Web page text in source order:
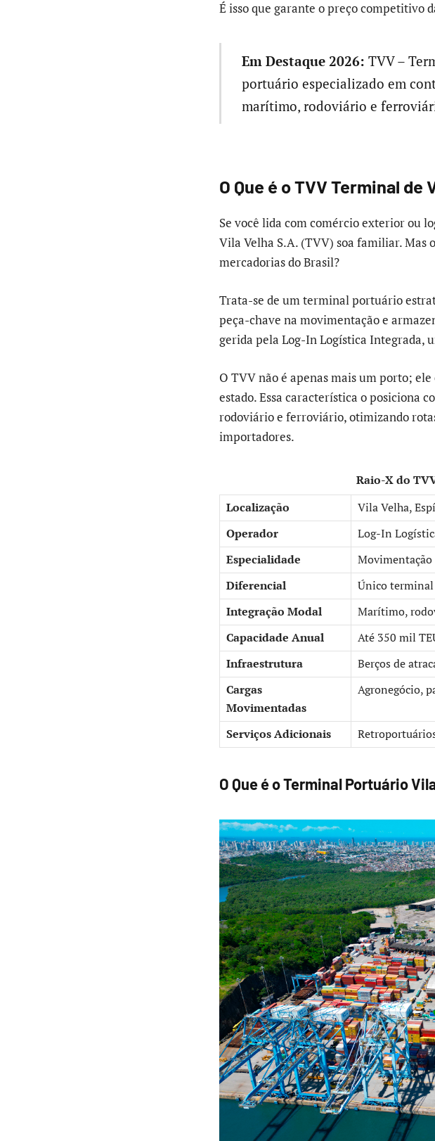
É isso que garante o preço competitivo
Em Destaque 2026: TVV –
portuário especializado em
marítimo, rodoviário e
O Que é o TVV Terminal de
Se você lida com comércio exterior ou
Vila Velha S.A. (TVV) soa familiar. Mas
mercadorias do Brasil?
Trata-se de um terminal portuário
peça-chave na movimentação e
gerida pela Log-In Logística Integrada,
O TVV não é apenas mais um porto;
estado. Essa característica o posiciona
rodoviário e ferroviário, otimizando
importadores.
Raio-X do
Localização
Vila Velha,
Operador
Log-In
Especialidade
Movimentação
Diferencial
Único terminal
Integração Modal
Marítimo,
Capacidade Anual
Até 350 mil
Infraestrutura
Berços de
Cargas
Movimentadas
Agronegócio,
Serviços Adicionais
O Que é o Terminal Portuário